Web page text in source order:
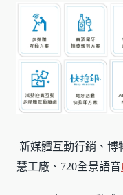
新媒體互動行銷、博
慧工廠、720全景語音